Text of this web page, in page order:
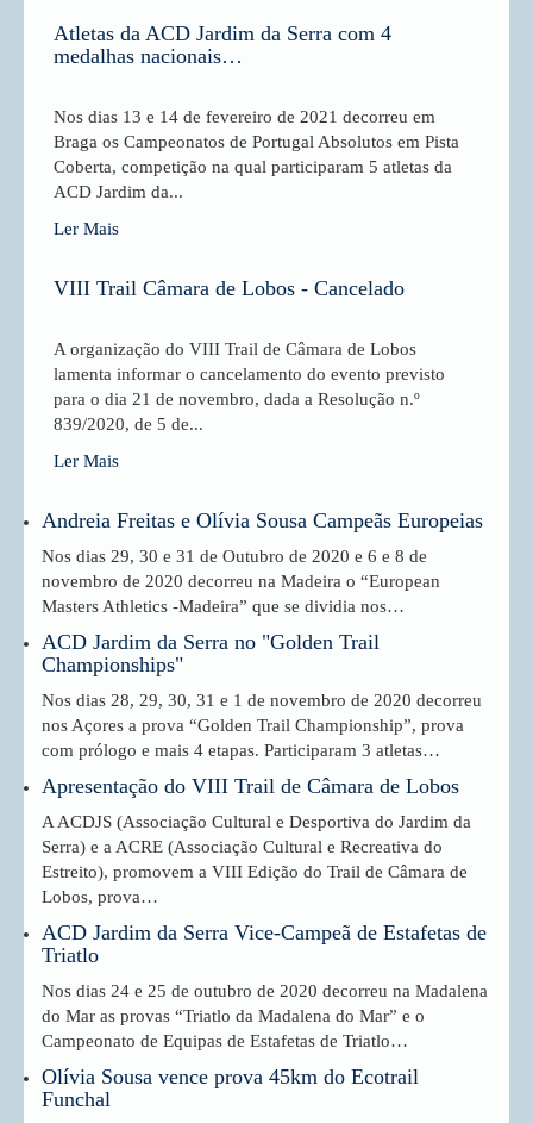
Atletas da ACD Jardim da Serra com 4
medalhas nacionais…
Nos dias 13 e 14 de fevereiro de 2021 decorreu em
Braga os Campeonatos de Portugal Absolutos em Pista
Coberta, competição na qual participaram 5 atletas da
ACD Jardim da...
Ler Mais
VIII Trail Câmara de Lobos - Cancelado
A organização do VIII Trail de Câmara de Lobos
lamenta informar o cancelamento do evento previsto
para o dia 21 de novembro, dada a Resolução n.º
839/2020, de 5 de...
Ler Mais
Andreia Freitas e Olívia Sousa Campeãs Europeias
Nos dias 29, 30 e 31 de Outubro de 2020 e 6 e 8 de
novembro de 2020 decorreu na Madeira o “European
Masters Athletics -Madeira” que se dividia nos…
ACD Jardim da Serra no "Golden Trail
Championships"
Nos dias 28, 29, 30, 31 e 1 de novembro de 2020 decorreu
nos Açores a prova “Golden Trail Championship”, prova
com prólogo e mais 4 etapas. Participaram 3 atletas…
Apresentação do VIII Trail de Câmara de Lobos
A ACDJS (Associação Cultural e Desportiva do Jardim da
Serra) e a ACRE (Associação Cultural e Recreativa do
Estreito), promovem a VIII Edição do Trail de Câmara de
Lobos, prova…
ACD Jardim da Serra Vice-Campeã de Estafetas de
Triatlo
Nos dias 24 e 25 de outubro de 2020 decorreu na Madalena
do Mar as provas “Triatlo da Madalena do Mar” e o
Campeonato de Equipas de Estafetas de Triatlo…
Olívia Sousa vence prova 45km do Ecotrail
Funchal